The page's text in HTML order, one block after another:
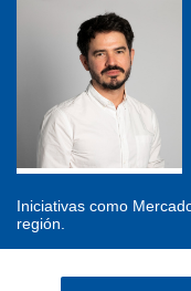
Iniciativas como
región.